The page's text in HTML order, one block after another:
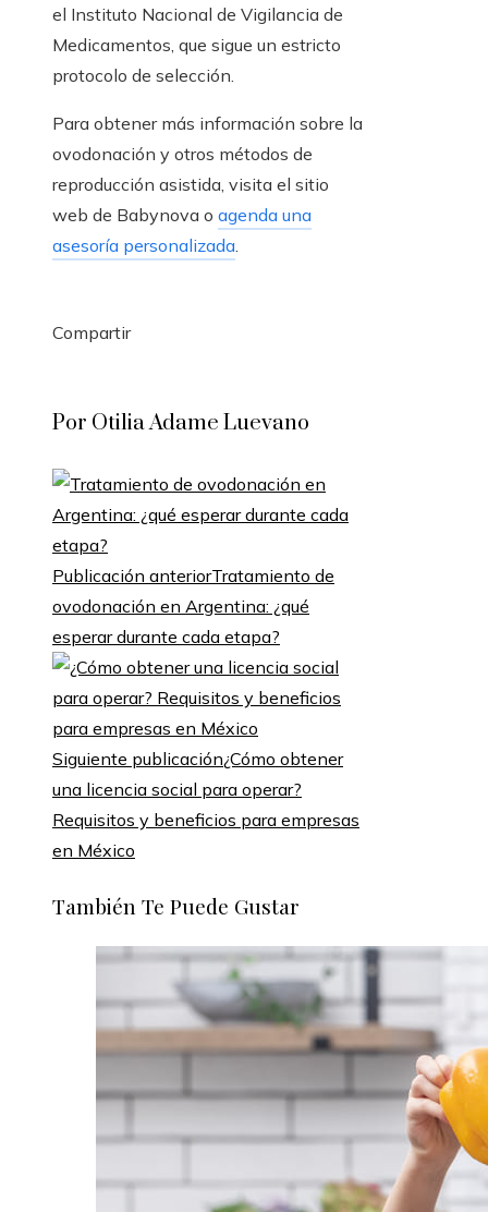
el Instituto Nacional de Vigilancia de
Medicamentos, que sigue un estricto
protocolo de selección.
Para obtener más información sobre la
ovodonación y otros métodos de
reproducción asistida, visita el sitio
web de Babynova o agenda una
asesoría personalizada
Compartir
Por Otilia Adame Luevano
Publicación anteriorTratamiento de
ovodonación en Argentina: ¿qué
esperar durante cada etapa?
Siguiente publicación¿Cómo obtener
una licencia social para operar?
Requisitos y beneficios para empresas
en México
También Te Puede Gustar